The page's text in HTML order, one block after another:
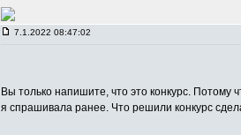
7.1.2022 08:47:02
Вы только напишите, что это конкурс. Потому
я спрашивала ранее. Что решили конкурс